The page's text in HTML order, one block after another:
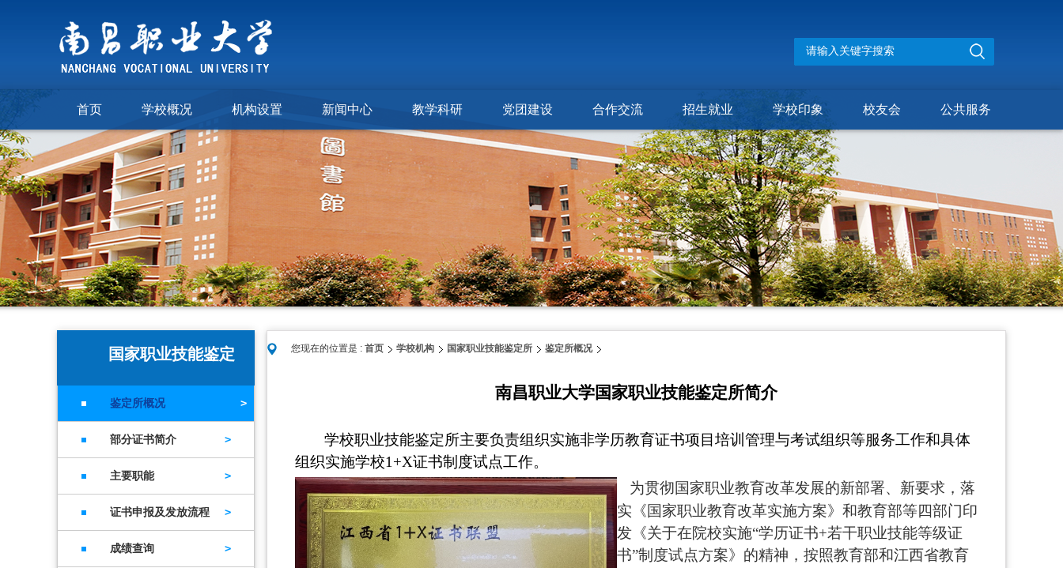
首页 学校概况 机构设置 新闻中心 教学科研 党团建设 合作交流 招生就业 学校印象 校友会 公共服务
国家职业技能鉴定
鉴定所概况
部分证书简介
主要职能
证书申报及发放流程
成绩查询
您现在的位置是 : 首页 学校机构 国家职业技能鉴定所 鉴定所概况
南昌职业大学国家职业技能鉴定所简介
学校职业技能鉴定所主要负责组织实施非学历教育证书项目培训管理与考试组织等服务工作和具体
组织实施学校1+X证书制度试点工作。
为贯彻国家职业教育改革发展的新部署、新要求，落
实《国家职业教育改革实施方案》和教育部等四部门印
发《关于在院校实施“学历证书+若干职业技能等级证
书”制度试点方案》的精神，按照教育部和江西省教育